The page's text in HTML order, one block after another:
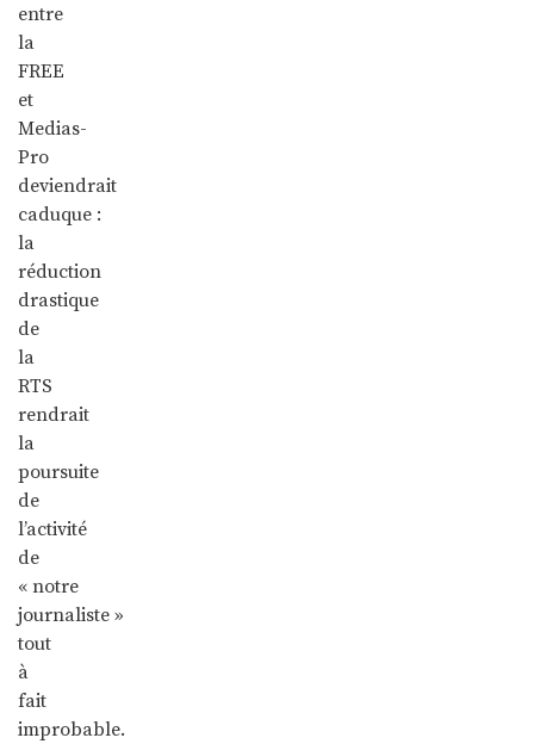
entre
la
FREE
et
Medias-
Pro
deviendrait
caduque :
la
réduction
drastique
de
la
RTS
rendrait
la
poursuite
de
l’activité
de
« notre
journaliste »
tout
à
fait
improbable.